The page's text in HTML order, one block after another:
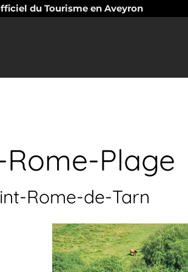
du Tourisme en Aveyron
Plage
Rome-de-Tarn